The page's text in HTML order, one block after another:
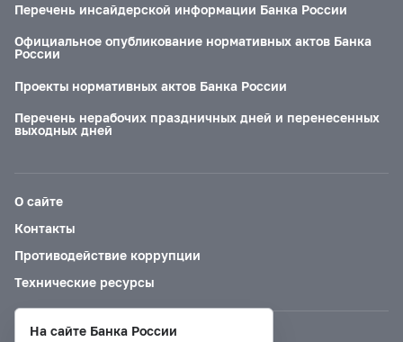
Перечень инсайдерской информации Банка России
Официальное опубликование нормативных актов Банка
России
Проекты нормативных актов Банка России
Перечень нерабочих праздничных дней и перенесенных
выходных дней
О сайте
Контакты
Противодействие коррупции
Технические ресурсы
На сайте Банка России